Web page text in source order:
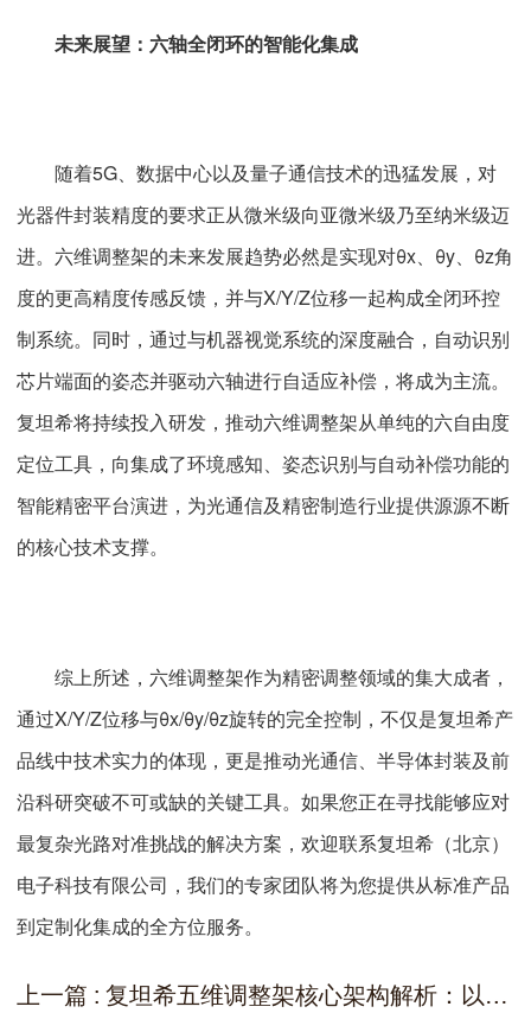
未来展望：六轴全闭环的智能化集成
随着5G、数据中心以及量子通信技术的迅猛发展，对
光器件封装精度的要求正从微米级向亚微米级乃至纳米级迈
进。六维调整架的未来发展趋势必然是实现对θx、θy、θz角
度的更高精度传感反馈，并与X/Y/Z位移一起构成全闭环控
制系统。同时，通过与机器视觉系统的深度融合，自动识别
芯片端面的姿态并驱动六轴进行自适应补偿，将成为主流。
复坦希将持续投入研发，推动六维调整架从单纯的六自由度
定位工具，向集成了环境感知、姿态识别与自动补偿功能的
智能精密平台演进，为光通信及精密制造行业提供源源不断
的核心技术支撑。
综上所述，六维调整架作为精密调整领域的集大成者，
通过X/Y/Z位移与θx/θy/θz旋转的完全控制，不仅是复坦希产
品线中技术实力的体现，更是推动光通信、半导体封装及前
沿科研突破不可或缺的关键工具。如果您正在寻找能够应对
最复杂光路对准挑战的解决方案，欢迎联系复坦希（北京）
电子科技有限公司，我们的专家团队将为您提供从标准产品
到定制化集成的全方位服务。
上一篇 : 复坦希五维调整架核心架构解析：以精密设计赋能高端精密定位